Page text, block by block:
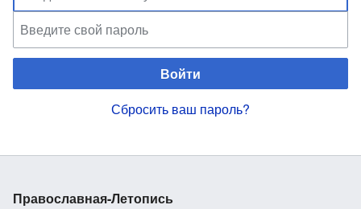
Войти
Сбросить ваш пароль?
Православная-Летопись